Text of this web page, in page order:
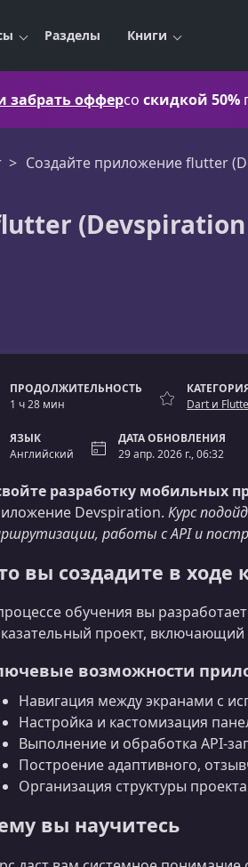
Разделы Книги
забрать офферсо скидкой 50%
Создайте приложение flutter
ПРОДОЛЖИТЕЛЬНОСТЬ
1 ч 28 мин
Dart и
ЯЗЫК
Английский
ДАТА ОБНОВЛЕНИЯ
29 апр. 2026 г., 06:32
разработку мобильных
Devspiration. Курс
работы с API и
вы создадите в ходе
обучения вы
проект,
возможности
Навигация между экранами с
Настройка и кастомизация
Выполнение и обработка
Построение адаптивного,
Организация структуры
вы научитесь